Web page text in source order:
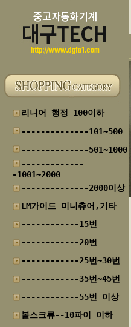
리니어 행정 100이하
--------------101~500
--------------501~1000
-------------
-1001~2000
--------------2000이상
LM가이드 미니츄어,기타
------------15번
------------20번
------------25번~30번
------------35번~45번
------------55번 이상
볼스크류--10파이 이하